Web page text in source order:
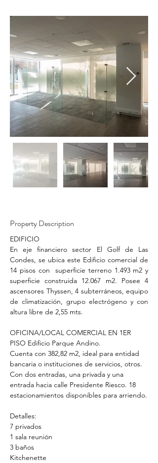
Property Description
EDIFICIO
En eje financiero sector El Golf de Las
Condes, se ubica este Edificio comercial de
14 pisos con  superficie terreno 1.493 m2 y
superficie construida 12.067 m2. Posee 4
ascensores Thyssen, 4 subterráneos, equipo
de climatización, grupo electrógeno y con
altura libre de 2,55 mts.
OFICINA/LOCAL COMERCIAL EN 1ER
PISO Edificio Parque Andino.
Cuenta con 382,82 m2, ideal para entidad
bancaria o instituciones de servicios, otros.
Con dos entradas, una privada y una
entrada hacia calle Presidente Riesco. 18
estacionamientos disponibles para arriendo.
Detalles:
7 privados
1 sala reunión
3 baños
Kitchenette